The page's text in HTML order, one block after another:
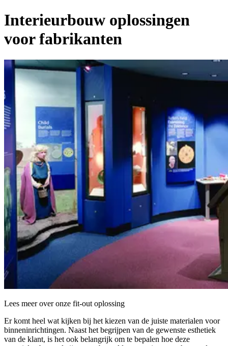
Interieurbouw oplossingen
voor fabrikanten
Lees meer over onze fit-out oplossing
Er komt heel wat kijken bij het kiezen van de juiste materialen voor
binneninrichtingen. Naast het begrijpen van de gewenste esthetiek
van de klant, is het ook belangrijk om te bepalen hoe deze